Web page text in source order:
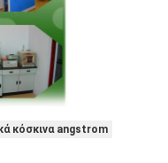
κόσκινα angstrom